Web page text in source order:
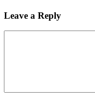
Leave a Reply